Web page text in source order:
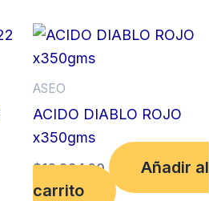
ASEO
ACIDO DIABLO ROJO
x350gms
$16,884.00
Añadir al
carrito